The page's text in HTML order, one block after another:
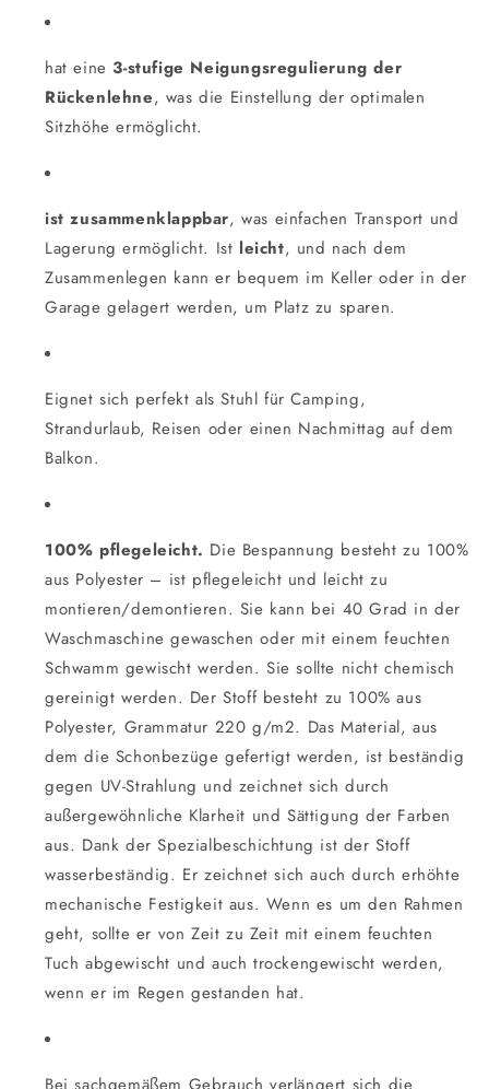
hat eine 3-stufige Neigungsregulierung der
Rückenlehne, was die Einstellung der optimalen
Sitzhöhe ermöglicht.
ist zusammenklappbar, was einfachen Transport und
Lagerung ermöglicht. Ist leicht, und nach dem
Zusammenlegen kann er bequem im Keller oder in der
Garage gelagert werden, um Platz zu sparen.
Eignet sich perfekt als Stuhl für Camping,
Strandurlaub, Reisen oder einen Nachmittag auf dem
Balkon.
100% pflegeleicht. Die Bespannung besteht zu 100%
aus Polyester – ist pflegeleicht und leicht zu
montieren/demontieren. Sie kann bei 40 Grad in der
Waschmaschine gewaschen oder mit einem feuchten
Schwamm gewischt werden. Sie sollte nicht chemisch
gereinigt werden. Der Stoff besteht zu 100% aus
Polyester, Grammatur 220 g/m2. Das Material, aus
dem die Schonbezüge gefertigt werden, ist beständig
gegen UV-Strahlung und zeichnet sich durch
außergewöhnliche Klarheit und Sättigung der Farben
aus. Dank der Spezialbeschichtung ist der Stoff
wasserbeständig. Er zeichnet sich auch durch erhöhte
mechanische Festigkeit aus. Wenn es um den Rahmen
geht, sollte er von Zeit zu Zeit mit einem feuchten
Tuch abgewischt und auch trockengewischt werden,
wenn er im Regen gestanden hat.
Bei sachgemäßem Gebrauch verlängert sich die